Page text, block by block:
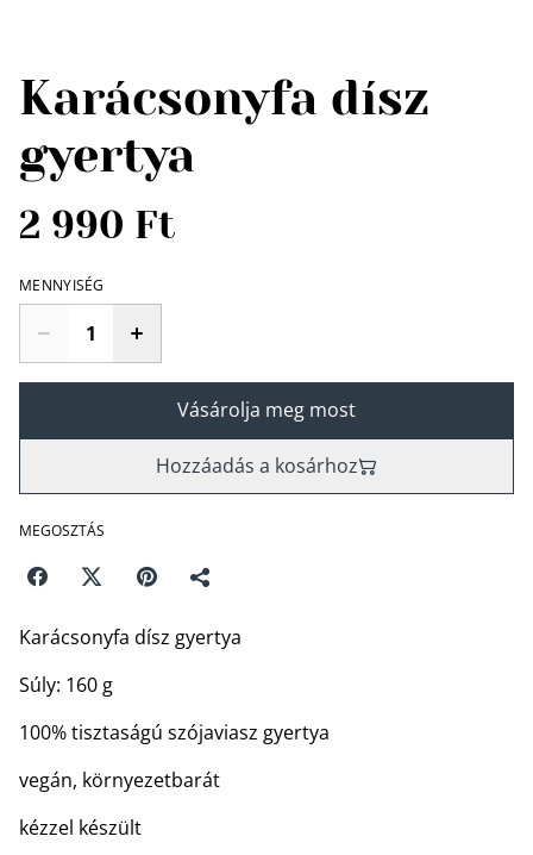
Karácsonyfa dísz
gyertya
2 990 Ft
MENNYISÉG
Vásárolja meg most
Hozzáadás a kosárhoz
MEGOSZTÁS
Karácsonyfa dísz gyertya
Súly: 160 g
100% tisztaságú szójaviasz gyertya
vegán, környezetbarát
kézzel készült